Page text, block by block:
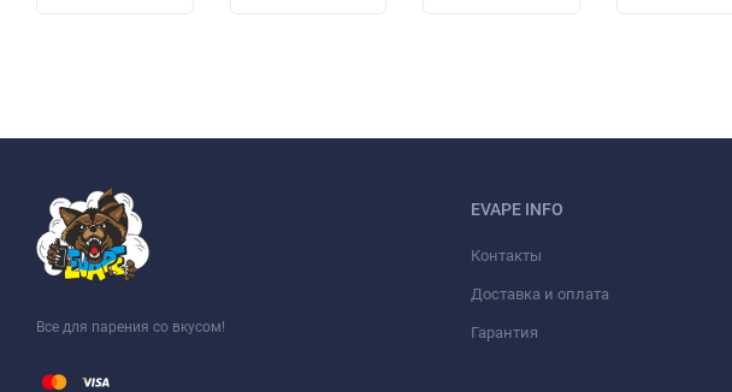
Все для парения со вкусом!
EVAPE INFO
Контакты
Доставка и оплата
Гарантия